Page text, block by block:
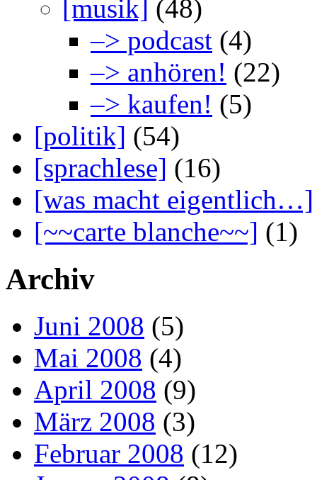
[musik] (48)
–> podcast (4)
–> anhören! (22)
–> kaufen! (5)
[politik] (54)
[sprachlese] (16)
[was macht eigentlich…]
[~~carte blanche~~] (1)
Archiv
Juni 2008 (5)
Mai 2008 (4)
April 2008 (9)
März 2008 (3)
Februar 2008 (12)